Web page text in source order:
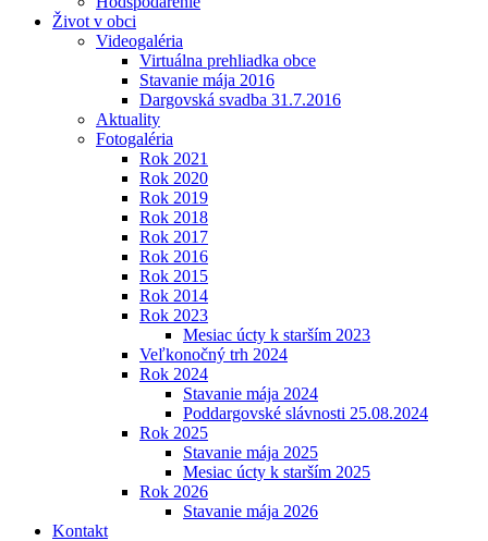
Život v obci
Videogaléria
Virtuálna prehliadka obce
Stavanie mája 2016
Dargovská svadba 31.7.2016
Aktuality
Fotogaléria
Rok 2021
Rok 2020
Rok 2019
Rok 2018
Rok 2017
Rok 2016
Rok 2015
Rok 2014
Rok 2023
Mesiac úcty k starším 2023
Veľkonočný trh 2024
Rok 2024
Stavanie mája 2024
Poddargovské slávnosti 25.08.2024
Rok 2025
Stavanie mája 2025
Mesiac úcty k starším 2025
Rok 2026
Stavanie mája 2026
Kontakt